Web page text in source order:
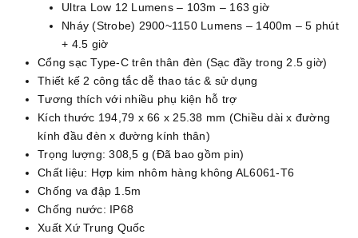
Ultra Low 12 Lumens – 103m – 163 giờ
Nháy (Strobe) 2900~1150 Lumens – 1400m – 5 phút
+ 4.5 giờ
Cổng sạc Type-C trên thân đèn (Sạc đầy trong 2.5 giờ)
Thiết kế 2 công tắc dễ thao tác & sử dụng
Tương thích với nhiều phụ kiện hỗ trợ
Kích thước 194,79 x 66 x 25.38 mm (Chiều dài x đường
kính đầu đèn x đường kính thân)
Trọng lượng: 308,5 g (Đã bao gồm pin)
Chất liệu: Hợp kim nhôm hàng không AL6061-T6
Chống va đập 1.5m
Chống nước: IP68
Xuất Xứ Trung Quốc